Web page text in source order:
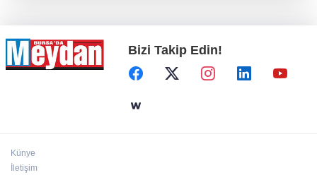
Bizi Takip Edin!
Künye
İletişim